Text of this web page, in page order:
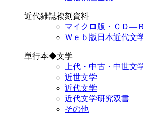
近代雑誌複刻資料
マイクロ版・ＣＤ―
Ｗｅｂ版日本近代文
単行本◆文学
上代・中古・中世文
近世文学
近代文学
近代文学研究双書
その他